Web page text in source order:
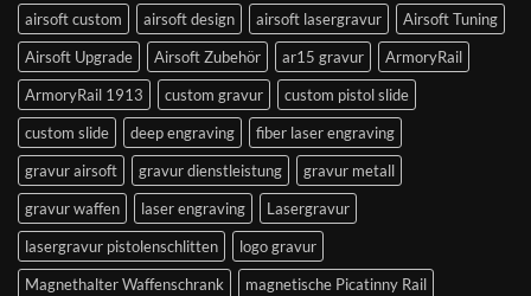
airsoft custom airsoft design airsoft lasergravur
Airsoft Tuning
Airsoft Upgrade
Airsoft Zubehör ar15 gravur
ArmoryRail
ArmoryRail 1913
custom gravur
custom pistol slide
custom slide
deep engraving
fiber laser engraving
gravur airsoft
gravur dienstleistung
gravur metall
gravur waffen
laser engraving
Lasergravur
lasergravur pistolenschlitten
logo gravur
Magnethalter Waffenschrank
magnetische Picatinny Rail